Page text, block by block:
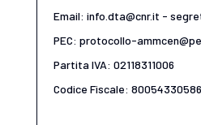
Email: info.dta@cnr.it -
PEC: protocollo-
Partita IVA: 02118311006
Codice Fiscale: 80054330586